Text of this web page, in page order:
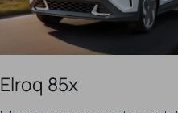
Elroq 85x